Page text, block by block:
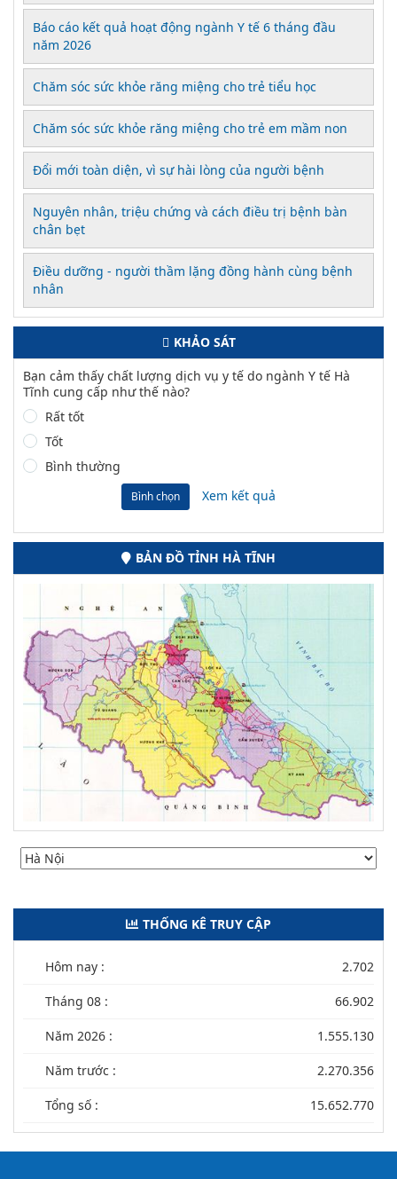
Báo cáo kết quả hoạt động ngành Y tế 6 tháng đầu
năm 2026
Chăm sóc sức khỏe răng miệng cho trẻ tiểu học
Chăm sóc sức khỏe răng miệng cho trẻ em mầm non
Đổi mới toàn diện, vì sự hài lòng của người bệnh
Nguyên nhân, triệu chứng và cách điều trị bệnh bàn
chân bẹt
Điều dưỡng - người thầm lặng đồng hành cùng bệnh
nhân
KHẢO SÁT
Bạn cảm thấy chất lượng dịch vụ y tế do ngành Y tế Hà
Tĩnh cung cấp như thế nào?
Rất tốt
Tốt
Bình thường
Bình chọn Xem kết quả
BẢN ĐỒ TỈNH HÀ TĨNH
THỐNG KÊ TRUY CẬP
Hôm nay : 2.702
Tháng 08 : 66.902
Năm 2026 : 1.555.130
Năm trước : 2.270.356
Tổng số : 15.652.770